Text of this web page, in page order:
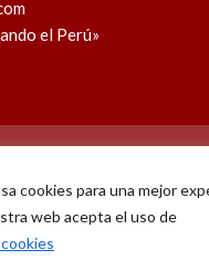
cookies para una mejor
web acepta el uso de
el Perú»
FacebookYoutubeInstagram
X